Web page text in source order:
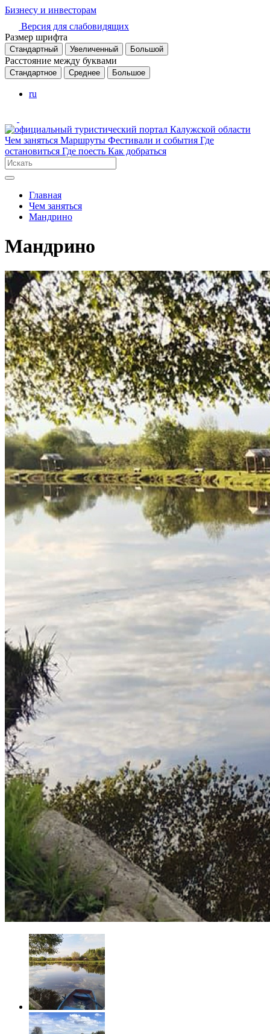
Бизнесу и инвесторам
Версия для слабовидящих
Размер шрифта
Стандартный Увеличенный Большой
Расстояние между буквами
Стандартное Среднее Большое
ru
Чем заняться Маршруты Фестивали и события Где
остановиться Где поесть Как добраться
Главная
Чем заняться
Мандрино
Мандрино